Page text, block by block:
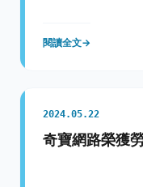
閱讀全文→
2024.05.22
奇寶網路榮獲